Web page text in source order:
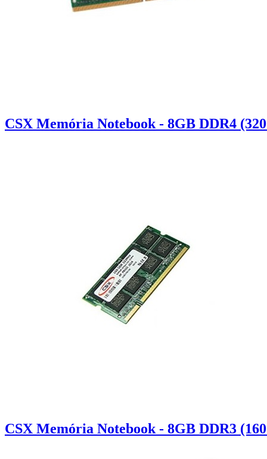
CSX Memória Notebook - 8GB DDR4
CSX Memória Notebook - 8GB DDR3